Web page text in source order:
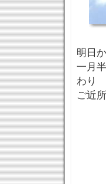
明日
一月
わり
ご近